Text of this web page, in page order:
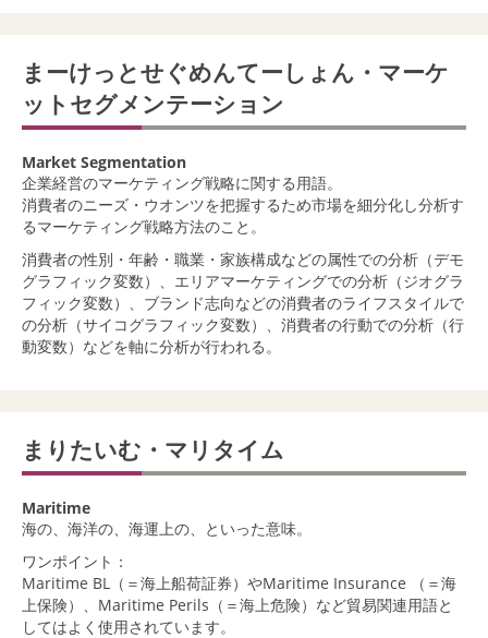
まーけっとせぐめんてーしょん・マーケ
ットセグメンテーション
Market Segmentation
企業経営のマーケティング戦略に関する用語。
消費者のニーズ・ウオンツを把握するため市場を細分化し分析す
るマーケティング戦略方法のこと。
消費者の性別・年齢・職業・家族構成などの属性での分析（デモ
グラフィック変数）、エリアマーケティングでの分析（ジオグラ
フィック変数）、ブランド志向などの消費者のライフスタイルで
の分析（サイコグラフィック変数）、消費者の行動での分析（行
動変数）などを軸に分析が行われる。
まりたいむ・マリタイム
Maritime
海の、海洋の、海運上の、といった意味。
ワンポイント：
Maritime BL（＝海上船荷証券）やMaritime Insurance （＝海
上保険）、Maritime Perils（＝海上危険）など貿易関連用語と
してはよく使用されています。